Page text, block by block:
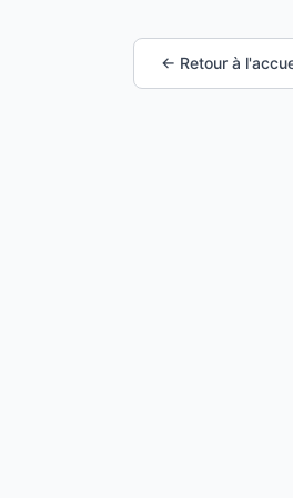
← Retour à